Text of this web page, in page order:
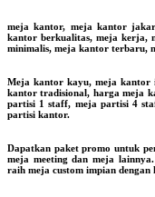
meja kantor, meja kantor
kantor berkualitas, meja kerja,
minimalis, meja kantor terbaru,
Meja kantor kayu, meja kantor
kantor tradisional, harga meja
partisi 1 staff, meja partisi 4
partisi kantor.
Dapatkan paket promo untuk
meja meeting dan meja
raih meja custom impian